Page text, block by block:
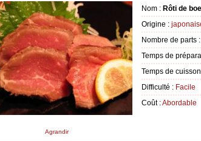
Agrandir
Nom : Rôti de
Origine :
Nombre de parts :
Temps de
Temps de
Difficulté : Facile
Coût :Abordable